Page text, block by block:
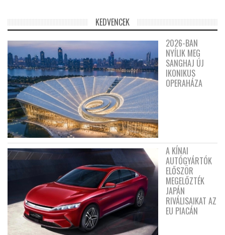
KEDVENCEK
2026-BAN
NYÍLIK MEG
SANGHAJ ÚJ
IKONIKUS
OPERAHÁZA
A KÍNAI
AUTÓGYÁRTÓK
ELŐSZÖR
MEGELŐZTÉK
JAPÁN
RIVÁLISAIKAT AZ
EU PIACÁN